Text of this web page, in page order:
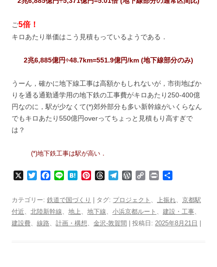
ご5倍！
キロあたり単価はこう見積もっているようである．
2兆6,885億円÷48.7km=551.9億円/km (地下線部分のみ)
うーん，確かに地下線工事は高額かもしれないが，市街地ばか
りを通る通勤通学用の地下鉄の工事費がキロあたり250-400億
円なのに，駅が少なくて(*)郊外部分も多い新幹線がいくらなん
でもキロあたり550億円overってちょっと見積もり高すぎで
は？
(*)地下鉄工事は駅が高い．
t
e
c
e
b
o
e
H
e
n
a
e
e
a
d
l
e
g
r
W
d
P
r
C
y
L
i
i
n
カテゴリー: 鉄道で国づくり | タグ: プロジェクト 、 上振れ、 京都駅
付近、 北陸新幹線、 地上、 地下線、 小浜京都ルート 、 建設・工事、
建設費、 線路、 計画・構想、 金沢-敦賀間 | 投稿日: 2025年8月21日